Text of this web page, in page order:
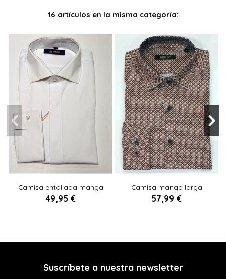
16 artículos en la misma categoría:
Camisa entallada manga
larga BLANCO
49,95 €
S
XL
XXL
3XL
4XL
Camisa manga larga
GRANATE
57,99 €
S M L XL
Añadir al carrito
Suscríbete a nuestra newsletter